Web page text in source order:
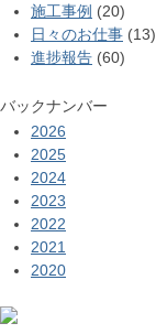
施工事例 (20)
日々のお仕事 (13)
進捗報告 (60)
バックナンバー
2026
2025
2024
2023
2022
2021
2020